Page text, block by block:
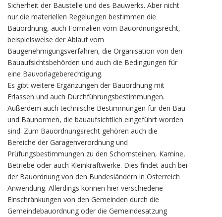
Sicherheit der Baustelle und des Bauwerks. Aber nicht
nur die materiellen Regelungen bestimmen die
Bauordnung, auch Formalien vom Bauordnungsrecht,
beispielsweise der Ablauf vom
Baugenehmigungsverfahren, die Organisation von den
Bauaufsichtsbehörden und auch die Bedingungen für
eine Bauvorlageberechtigung.
Es gibt weitere Ergänzungen der Bauordnung mit
Erlassen und auch Durchführungsbestimmungen.
Außerdem auch technische Bestimmungen für den Bau
und Baunormen, die bauaufsichtlich eingeführt worden
sind. Zum Bauordnungsrecht gehören auch die
Bereiche der Garagenverordnung und
Prüfungsbestimmungen zu den Schornsteinen, Kamine,
Betriebe oder auch Kleinkraftwerke. Dies findet auch bei
der Bauordnung von den Bundesländern in Österreich
Anwendung. Allerdings können hier verschiedene
Einschränkungen von den Gemeinden durch die
Gemeindebauordnung oder die Gemeindesatzung